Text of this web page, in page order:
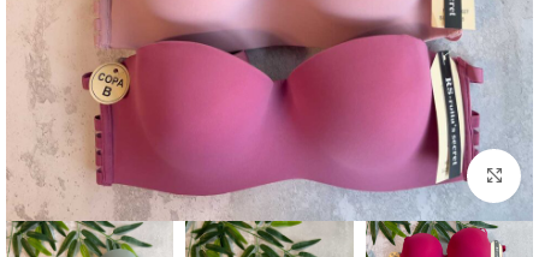
بزرگنمایی تصویر